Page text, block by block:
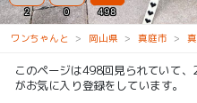
2 0 498
ワンちゃんと 岡山県 真庭市
このページは498回見られていて
がお気に入り登録をしています。